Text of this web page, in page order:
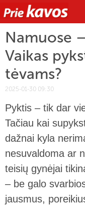
Namuose
Vaikas
tėvams?
2025-01-30 09:30
Pyktis – tik dar
Tačiau kai
dažnai kyla
nesuvaldoma ar
teisių gynėjai
– be galo
jausmus,